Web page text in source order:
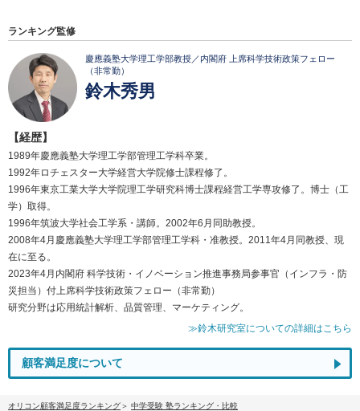
ランキング監修
慶應義塾大学理工学部教授／内閣府 上席科学技術政策フェロー
（非常勤）
鈴木秀男
【経歴】
1989年慶應義塾大学理工学部管理工学科卒業。
1992年ロチェスター大学経営大学院修士課程修了。
1996年東京工業大学大学院理工学研究科博士課程経営工学専攻修了。博士（工
学）取得。
1996年筑波大学社会工学系・講師。2002年6月同助教授。
2008年4月慶應義塾大学理工学部管理工学科・准教授。2011年4月同教授、現
在に至る。
2023年4月内閣府 科学技術・イノベーション推進事務局参事官（インフラ・防
災担当）付上席科学技術政策フェロー（非常勤）
研究分野は応用統計解析、品質管理、マーケティング。
≫鈴木研究室についての詳細はこちら
顧客満足度について
オリコン顧客満足度ランキング
中学受験 塾ランキング・比較